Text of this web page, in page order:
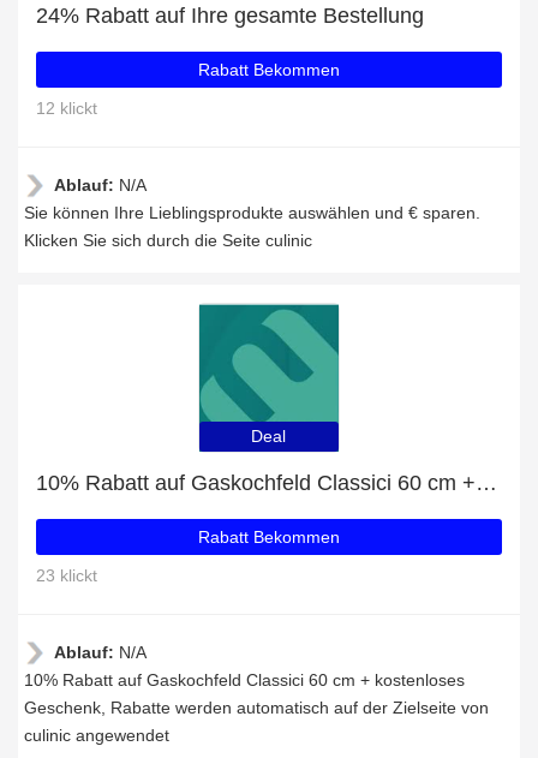
24% Rabatt auf Ihre gesamte Bestellung
Rabatt Bekommen
12 klickt
Ablauf: N/A
Sie können Ihre Lieblingsprodukte auswählen und € sparen.
Klicken Sie sich durch die Seite culinic
Deal
10% Rabatt auf Gaskochfeld Classici 60 cm + kostenloses Geschenk
Rabatt Bekommen
23 klickt
Ablauf: N/A
10% Rabatt auf Gaskochfeld Classici 60 cm + kostenloses
Geschenk, Rabatte werden automatisch auf der Zielseite von
culinic angewendet